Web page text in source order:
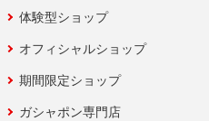
体験型ショップ
オフィシャルショップ
期間限定ショップ
ガシャポン専門店